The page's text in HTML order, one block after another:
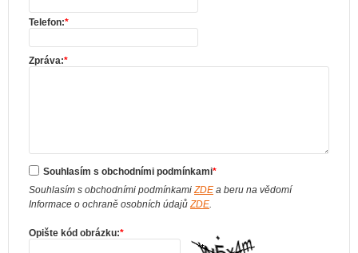
Telefon:*
Zpráva:*
Souhlasím s obchodními podmínkami*
Souhlasím s obchodními podmínkamiZDE a beru na vědomí
Informace o ochraně osobních údajůZDE.
Opište kód obrázku:*